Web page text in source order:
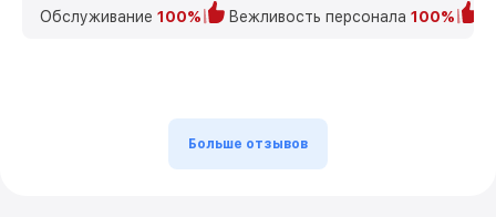
Обслуживание 100% Вежливость персонала 100%
Больше отзывов